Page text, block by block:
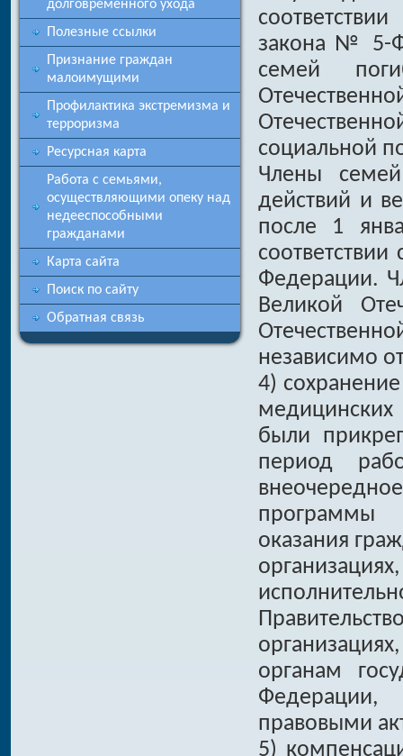
долговременного ухода
Полезные ссылки
Признание граждан
малоимущими
Профилактика экстремизма и
терроризма
Ресурсная карта
Работа с семьями,
осуществляющими опеку над
недееспособными
гражданами
Карта сайта
Поиск по сайту
Обратная связь
закона № 5-
семей
социальной
Члены
действий и
после 1
Федерации.
Великой
независимо
4)
были
период
программы
оказания
органам
правовыми
5)